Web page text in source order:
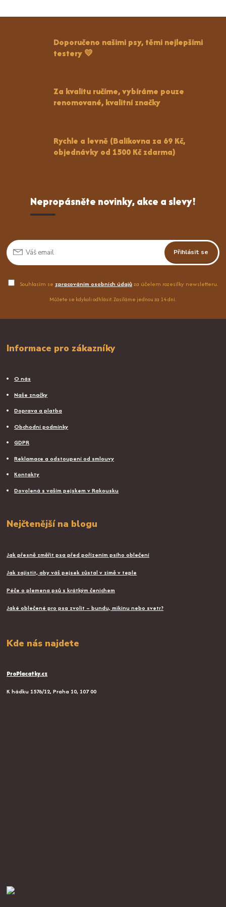
Doporučeno našimi psy, těmi nejlepšími
testery 💛
Za kvalitu ručíme, vybíráme pouze
renomované, kvalitní značky
Rychle a levně (Balíkovna za 69 Kč,
objednávky od 1500 Kč zdarma)
Nepropásněte novinky, akce a slevy!
Přihlásit se
Souhlasím se zpracováním osobních údajůza účelem rozesílky newsletteru.
Můžete se kdykoli odhlásit. Zasíláme jednou za 14 dní.
Informace pro zákazníky
O nás
Naše značky
Doprava a platba
Obchodní podmínky
GDPR
Reklamace a odstoupení od smlouvy
Kontakty
Dovolená s vaším pejskem v Rakousku
Nejčtenější na blogu
Jak přesně změřit psa před pořízením psího oblečení
Jak zajistit, aby váš pejsek zůstal v zimě v teple
Péče o plemena psů s krátkým čenichem
Jaké oblečené pro psa zvolit – bundu, mikinu nebo svetr?
Kde nás najdete
ProPlacatky.cz
K hádku 1576/12, Praha 10, 107 00